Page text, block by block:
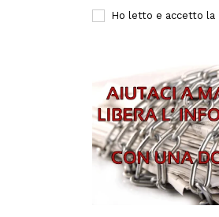
Ho letto e accetto la